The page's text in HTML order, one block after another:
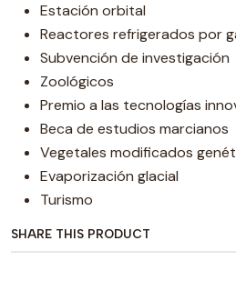
Estación orbital
Reactores refrigerados por
Subvención de investigación
Zoológicos
Premio a las tecnologías
Beca de estudios marcianos
Vegetales modificados
Evaporización glacial
Turismo
SHARE THIS PRODUCT